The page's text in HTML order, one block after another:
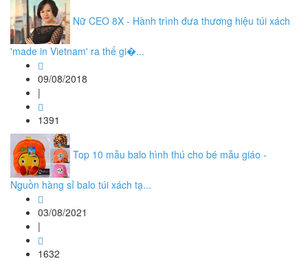
Nữ CEO 8X - Hành trình đưa thương hiệu túi xách
'made in Vietnam' ra thế gi�...
09/08/2018
|
1391
Top 10 mẫu balo hình thú cho bé mẫu giáo -
Nguồn hàng sỉ balo túi xách tạ...
03/08/2021
|
1632